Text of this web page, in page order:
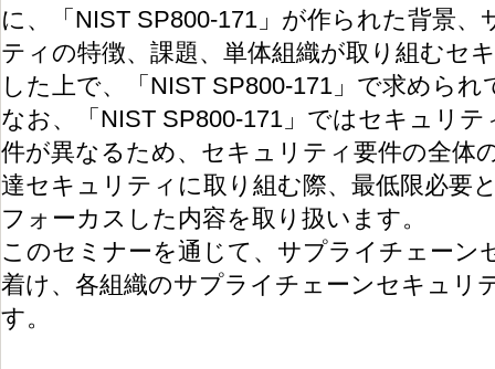
に、「NIST SP800-171」が作られた背景
ティの特徴、課題、単体組織が取り組むセ
した上で、「NIST SP800-171」で求めら
なお、「NIST SP800-171」ではセキュリ
件が異なるため、セキュリティ要件の全体
達セキュリティに取り組む際、最低限必要
フォーカスした内容を取り扱います。
このセミナーを通じて、サプライチェーン
着け、各組織のサプライチェーンセキュリ
す。